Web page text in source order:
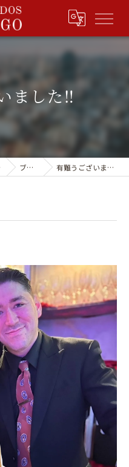
ました‼️
ブログ 有難うございました‼️